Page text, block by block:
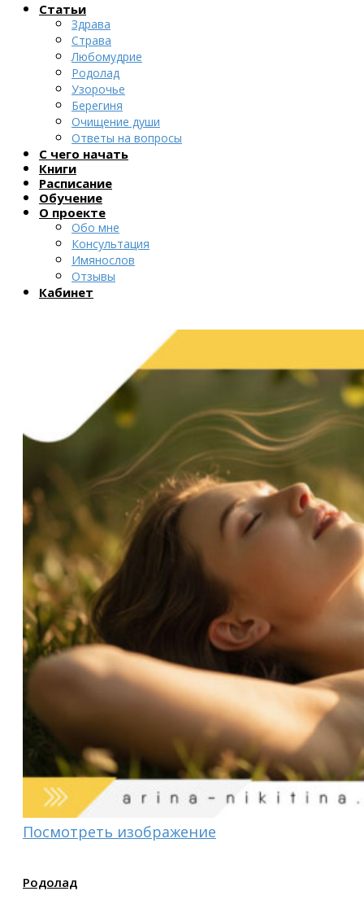
Статьи
Здрава
Страва
Любомудрие
Родолад
Узорочье
Берегиня
Очищение души
Ответы на вопросы
С чего начать
Книги
Расписание
Обучение
О проекте
Обо мне
Консультация
Имянослов
Отзывы
Кабинет
Посмотреть изображение
Родолад